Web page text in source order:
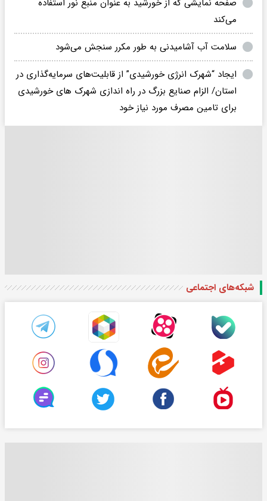
صفحه نمایشی که از خورشید به عنوان منبع نور استفاده
می‌کند
سلامت آب آشامیدنی به طور مکرر سنجش می‌شود
ایجاد “شهرک انرژی خورشیدی” از قابلیت‌های سرمایه‌گذاری در
استان/ الزام صنایع بزرگ در راه اندازی شهرک های خورشیدی
برای تامین مصرف مورد نیاز خود
شبکه‌های اجتماعی